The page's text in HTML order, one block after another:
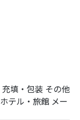
充填・包装 その他
ホテル・旅館 メー